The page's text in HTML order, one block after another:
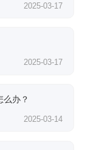
2025-03-17
2025-03-17
办？
2025-03-14